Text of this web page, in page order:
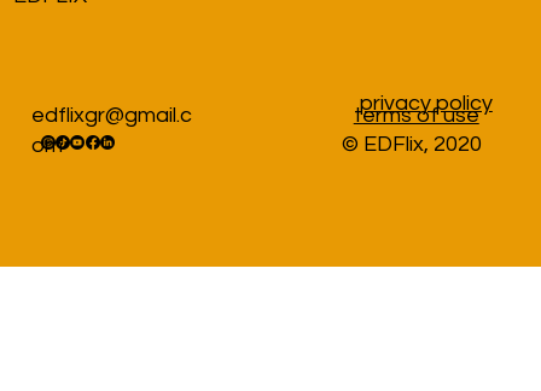
edflixgr@gmail.c
om
privacy policy
terms of use
© EDFlix, 2020